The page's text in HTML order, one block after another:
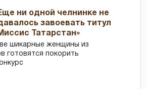
ни одной челнинке не
завоевать титул
Татарстан»
шикарные женщины из
готовятся покорить